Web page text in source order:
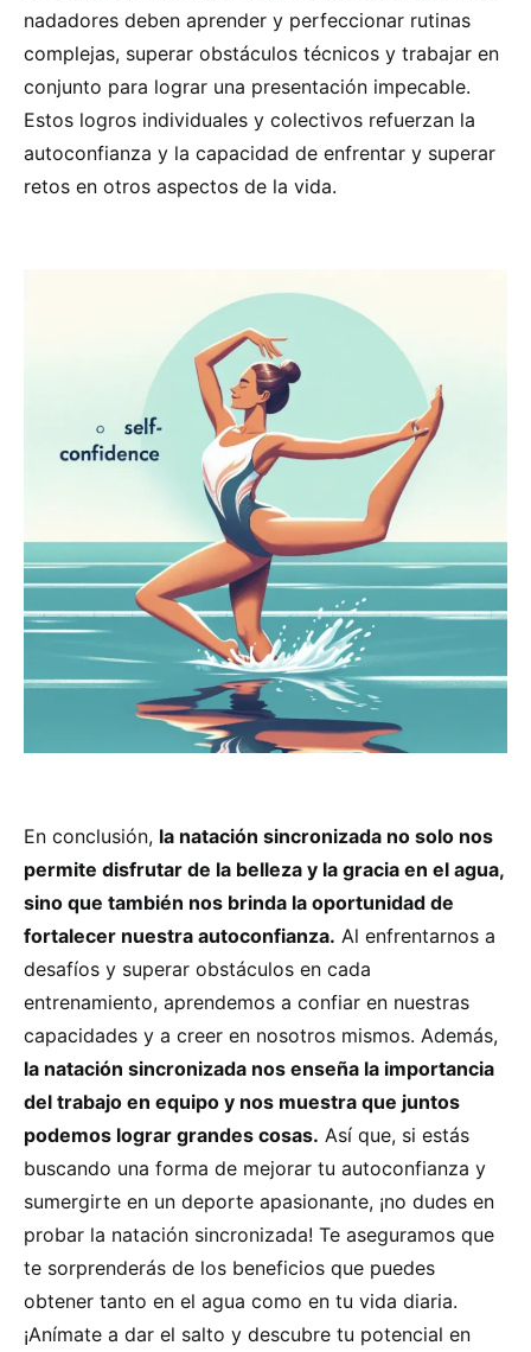
nadadores deben aprender y perfeccionar rutinas
complejas, superar obstáculos técnicos y trabajar en
conjunto para lograr una presentación impecable.
Estos logros individuales y colectivos refuerzan la
autoconfianza y la capacidad de enfrentar y superar
retos en otros aspectos de la vida.
En conclusión, la natación sincronizada no solo nos
permite disfrutar de la belleza y la gracia en el agua,
sino que también nos brinda la oportunidad de
fortalecer nuestra autoconfianza. Al enfrentarnos a
desafíos y superar obstáculos en cada
entrenamiento, aprendemos a confiar en nuestras
capacidades y a creer en nosotros mismos. Además,
la natación sincronizada nos enseña la importancia
del trabajo en equipo y nos muestra que juntos
podemos lograr grandes cosas. Así que, si estás
buscando una forma de mejorar tu autoconfianza y
sumergirte en un deporte apasionante, ¡no dudes en
probar la natación sincronizada! Te aseguramos que
te sorprenderás de los beneficios que puedes
obtener tanto en el agua como en tu vida diaria.
¡Anímate a dar el salto y descubre tu potencial en